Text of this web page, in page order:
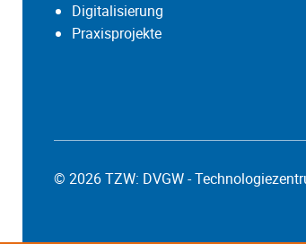
Digitalisierung
Praxisprojekte
© 2026 TZW: DVGW -